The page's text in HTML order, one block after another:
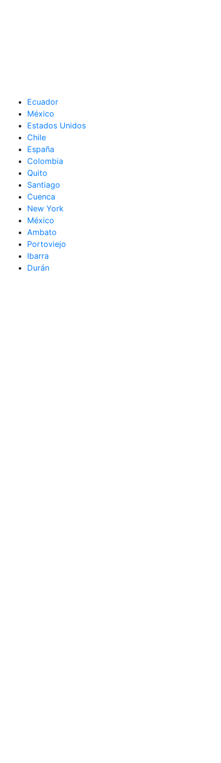
Ecuador
México
Estados Unidos
Chile
España
Colombia
Quito
Santiago
Cuenca
New York
México
Ambato
Portoviejo
Ibarra
Durán